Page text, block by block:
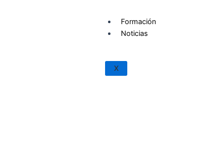
Formación
Noticias
X